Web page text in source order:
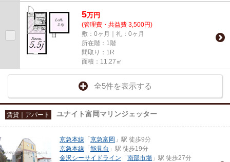
5万円
(管理費・共益費 3,500円)
敷：0ヶ月｜礼：0ヶ月
所在階：1階
間取り：1R
面積：11.27㎡
全5件を表示する
賃貸｜アパート ユナイト富岡マリンジェッター
京急本線 「 京急富岡 」駅 徒歩9分
京急本線 「 能見台 」駅 徒歩19分
金沢シーサイドライン 「 南部市場 」駅 徒歩27分